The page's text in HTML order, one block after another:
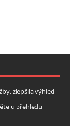
zlepšila výhled
u přehledu